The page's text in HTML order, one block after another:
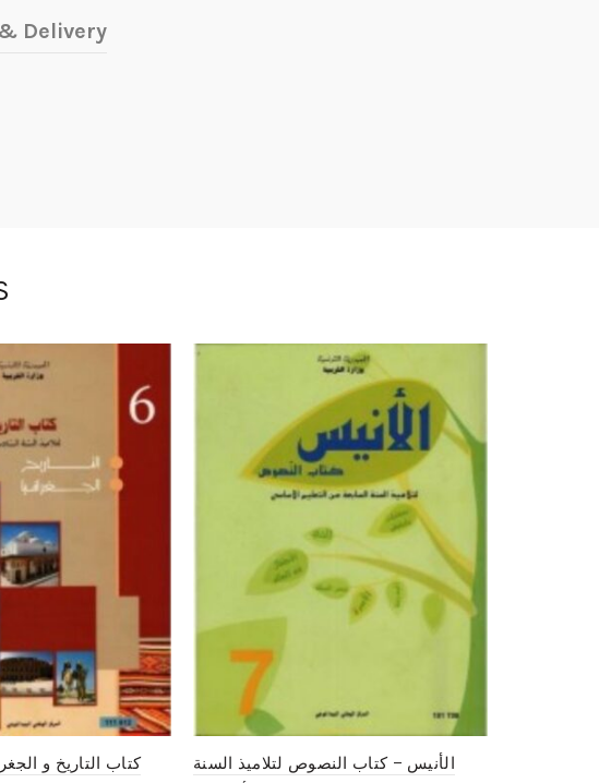
Delivery
كتاب التاريخ و
الأنيس – كتاب النصوص لتلاميذ السنة